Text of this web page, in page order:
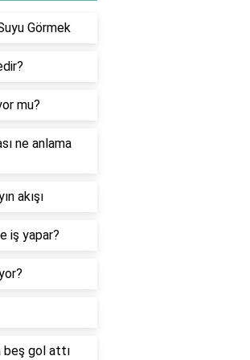
Görmek
mu?
ne anlama
akışı
iş yapar?
beş gol attı